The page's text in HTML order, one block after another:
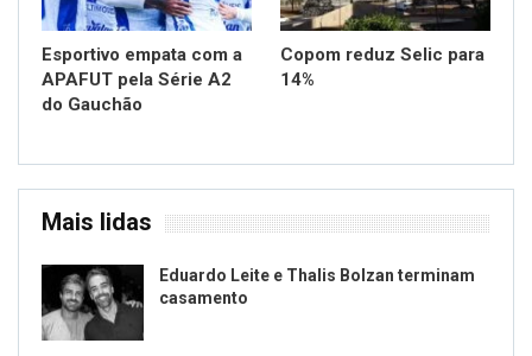
Esportivo empata com a
APAFUT pela Série A2
do Gauchão
Copom reduz Selic para
14%
Mais lidas
Eduardo Leite e Thalis Bolzan terminam
casamento